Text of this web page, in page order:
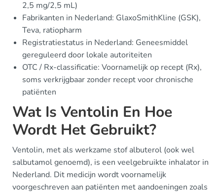
2,5 mg/2,5 mL)
Fabrikanten in Nederland: GlaxoSmithKline (GSK),
Teva, ratiopharm
Registratiestatus in Nederland: Geneesmiddel
gereguleerd door lokale autoriteiten
OTC / Rx-classificatie: Voornamelijk op recept (Rx),
soms verkrijgbaar zonder recept voor chronische
patiënten
Wat Is Ventolin En Hoe
Wordt Het Gebruikt?
Ventolin, met als werkzame stof albuterol (ook wel
salbutamol genoemd), is een veelgebruikte inhalator in
Nederland. Dit medicijn wordt voornamelijk
voorgeschreven aan patiënten met aandoeningen zoals